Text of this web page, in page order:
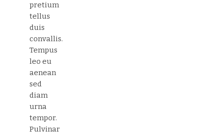
pretium
tellus
duis
convallis.
Tempus
leo eu
aenean
sed
diam
urna
tempor.
Pulvinar